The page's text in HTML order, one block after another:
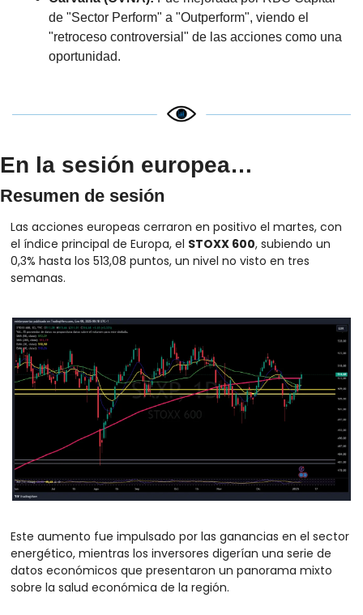
de "Sector Perform" a "Outperform", viendo el
"retroceso controversial" de las acciones como una
oportunidad.
En la sesión europea…
Resumen de sesión
Las acciones europeas cerraron en positivo el martes, con
el índice principal de Europa, el STOXX 600, subiendo un
0,3% hasta los 513,08 puntos, un nivel no visto en tres
semanas.
Este aumento fue impulsado por las ganancias en el sector
energético, mientras los inversores digerían una serie de
datos económicos que presentaron un panorama mixto
sobre la salud económica de la región.